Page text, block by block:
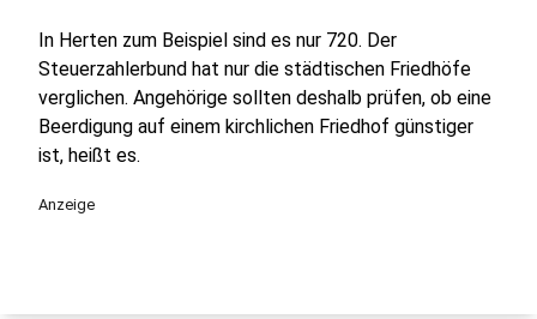
In Herten zum Beispiel sind es nur 720. Der
Steuerzahlerbund hat nur die städtischen Friedhöfe
verglichen. Angehörige sollten deshalb prüfen, ob eine
Beerdigung auf einem kirchlichen Friedhof günstiger
ist, heißt es.
Anzeige